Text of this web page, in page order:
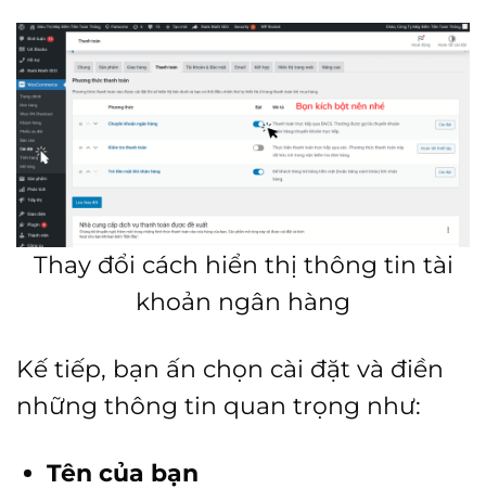
Thay đổi cách hiển thị thông tin tài
khoản ngân hàng
Kế tiếp, bạn ấn chọn cài đặt và điền
những thông tin quan trọng như:
Tên của bạn